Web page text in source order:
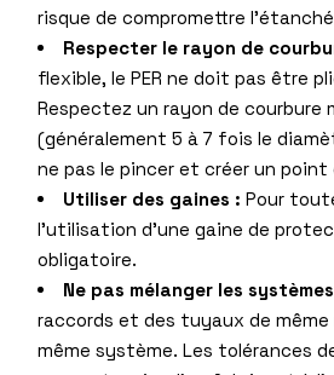
risque de compromettre
Respecter le rayon de
flexible, le PER ne doit pas être
Respectez un rayon de courbure
(généralement 5 à 7 fois le
ne pas le pincer et créer un point
Utiliser des gaines : Pour
l’utilisation d’une gaine de
obligatoire.
Ne pas mélanger les
raccords et des tuyaux de même
même système. Les tolérances